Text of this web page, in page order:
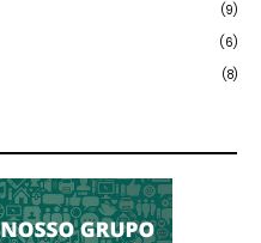
(9)
(6)
(8)